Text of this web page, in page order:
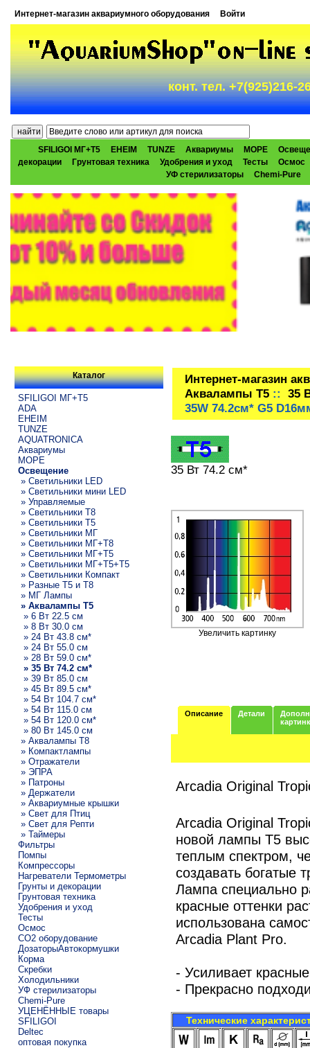
Интернет-магазин аквариумного оборудования Войти
конт. тел. +7(925)216-
SFILIGOI МГ+Т5 EHEIM TUNZE Аквариумы МОРЕ
декорации
Грунтовая техника Удобрения и уход Тесты
Осмос
УФ стерилизаторы
Chemi-Pure
Каталог
SFILIGOI МГ+Т5
ADA
EHEIM
TUNZE
AQUATRONICA
Аквариумы
МОРЕ
Освещение
» Светильники LED
» Светильники мини LED
» Управляемые
» Светильники T8
» Светильники T5
» Светильники МГ
» Светильники МГ+T8
» Светильники МГ+T5
» Светильники МГ+T5+T5
» Светильники Компакт
» Разные T5 и T8
» МГ Лампы
» Аквалампы T5
» 6 Вт 22.5 см
» 8 Вт 30.0 см
» 24 Вт 43.8 см*
» 24 Вт 55.0 см
» 28 Вт 59.0 см*
» 35 Вт 74.2 см*
» 39 Вт 85.0 см
» 45 Вт 89.5 см*
» 54 Вт 104.7 см*
» 54 Вт 115.0 см
» 54 Вт 120.0 см*
» 80 Вт 145.0 см
» Аквалампы T8
» Компактлампы
» Отражатели
» ЭПРА
» Патроны
» Держатели
» Аквариумные крышки
» Свет для Птиц
» Свет для Репти
» Таймеры
Фильтры
Помпы
Компрессоры
Нагреватели Термометры
Грунты и декорации
Грунтовая техника
Удобрения и уход
Тесты
Осмос
CO2 оборудование
ДозаторыАвтокормушки
Корма
Скребки
Холодильники
УФ стерилизаторы
Chemi-Pure
УЦЕНЁННЫЕ товары
SFILIGOI
Deltec
оптовая покупка
Интернет-магазин
Аквалампы T5:: 35
35W 74.2см* G5
35 Вт 74.2 см*
Увеличить картинку
Описание Детали
Arcadia Original
Arcadia Original
новой лампы T5
теплым спектром,
создавать богатые
Лампа специально
красные оттенки
использована
Arcadia Plant Pro.
- Усиливает
- Прекрасно
Технические